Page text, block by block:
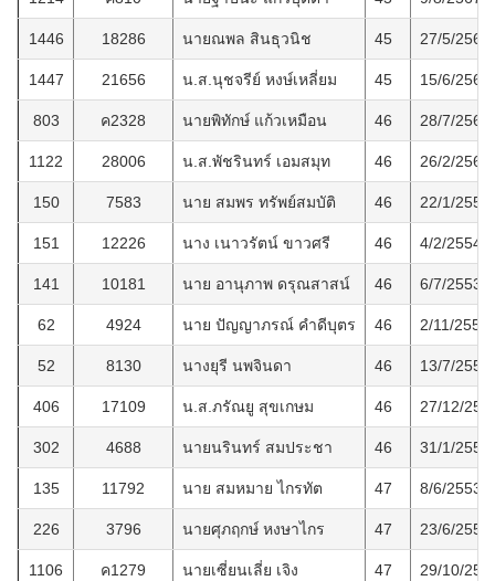
1446 18286 นายณพล สินธุวนิช 45 27/5/2569
1447 21656 น.ส.นุชจรีย์ หงษ์เหลี่ยม 45 15/6/2569
803 ค2328 นายพิทักษ์ แก้วเหมือน 46 28/7/2564
1122 28006 น.ส.พัชรินทร์ เอมสมุท 46 26/2/2567
150 7583 นาย สมพร ทรัพย์สมบัติ 46 22/1/2554
151 12226 นาง เนาวรัตน์ ขาวศรี 46 4/2/2554
141 10181 นาย อานุภาพ ดรุณสาสน์ 46 6/7/2553
62 4924 นาย ปัญญาภรณ์ คำดีบุตร 46 2/11/2550
52 8130 นางยุรี นพจินดา 46 13/7/2550
406 17109 น.ส.ภรัณยู สุขเกษม 46 27/12/
302 4688 นายนรินทร์ สมประชา 46 31/1/2558
135 11792 นาย สมหมาย ไกรทัต 47 8/6/2553
226 3796 นายศุภฤกษ์ หงษาไกร 47 23/6/2556
1106 ค1279 นายเซี่ยนเลี่ย เจิง 47 29/10/